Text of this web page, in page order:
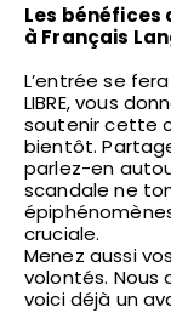
Les bénéfices
à Français
L’entrée se
LIBRE, vous
soutenir cette
bientôt.
parlez-en
scandale ne
cruciale.
Menez aussi
volontés. Nous
voici déjà un